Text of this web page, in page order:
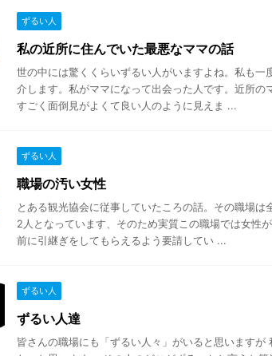
ずるい人
私の近所に住んでいた最悪なママの話
世の中には驚くくらいずるい人がいますよね。私も一
介します。私がママになって出会った人です。近所の
すごく面倒見がよくて良い人のように見えま ...
ずるい人
職場の汚い女性
とある観光協会に従事していたころの話。その職場
2人となっています、そのため実質この職場では女性
前に引継ぎをしてもらえるよう要請してい ...
ずるい人
ずるい人達
皆さんの職場にも「ずるい人々」がいると思いますが